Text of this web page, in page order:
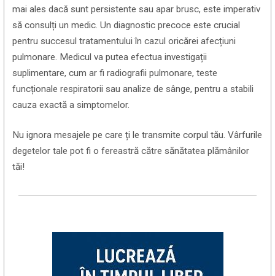
mai ales dacă sunt persistente sau apar brusc, este imperativ
să consulți un medic. Un diagnostic precoce este crucial
pentru succesul tratamentului în cazul oricărei afecțiuni
pulmonare. Medicul va putea efectua investigații
suplimentare, cum ar fi radiografii pulmonare, teste
funcționale respiratorii sau analize de sânge, pentru a stabili
cauza exactă a simptomelor.
Nu ignora mesajele pe care ți le transmite corpul tău. Vârfurile
degetelor tale pot fi o fereastră către sănătatea plămânilor
tăi!